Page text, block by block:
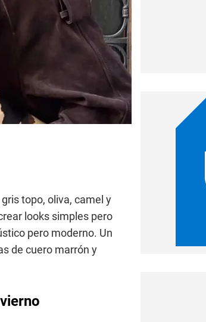
topo, oliva, camel y
looks simples pero
pero moderno. Un
de cuero marrón y